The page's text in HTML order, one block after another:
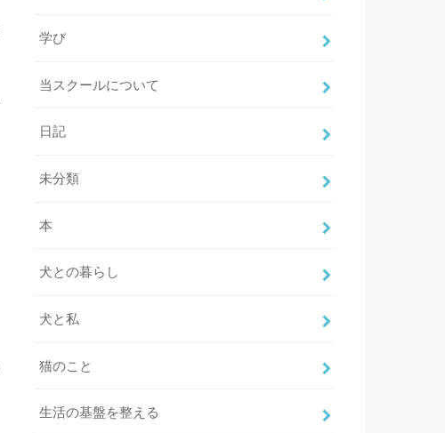
学び
当スクールについて
日記
未分類
本
犬との暮らし
犬と私
猫のこと
生活の基盤を整える